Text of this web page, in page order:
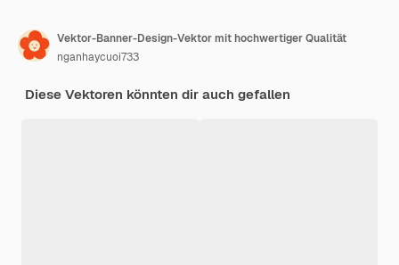
Vektor-Banner-Design-Vektor mit hochwertiger Qualität
nganhaycuoi733
Diese Vektoren könnten dir auch gefallen